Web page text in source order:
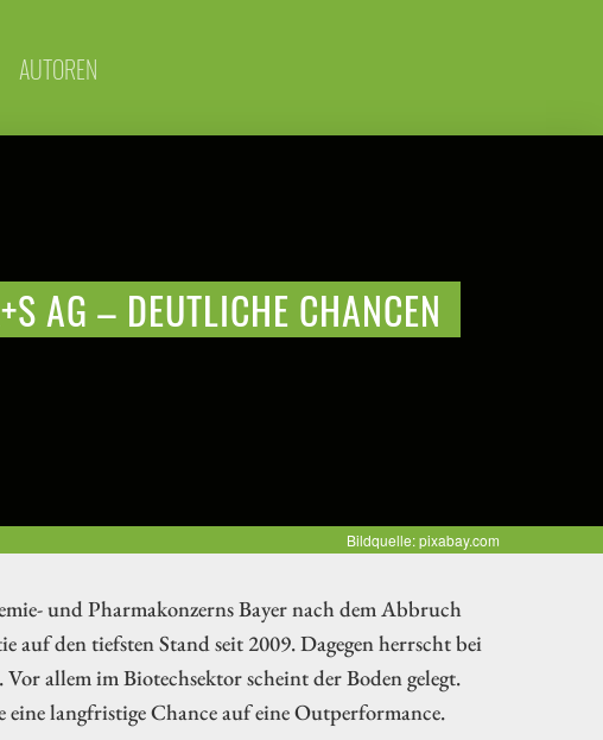
AUTOREN
AG – DEUTLICHE CHANCEN
Bildquelle: pixabay.com
und Pharmakonzerns Bayer nach dem Abbruch
den tiefsten Stand seit 2009. Dagegen herrscht bei
allem im Biotechsektor scheint der Boden gelegt.
langfristige Chance auf eine Outperformance.